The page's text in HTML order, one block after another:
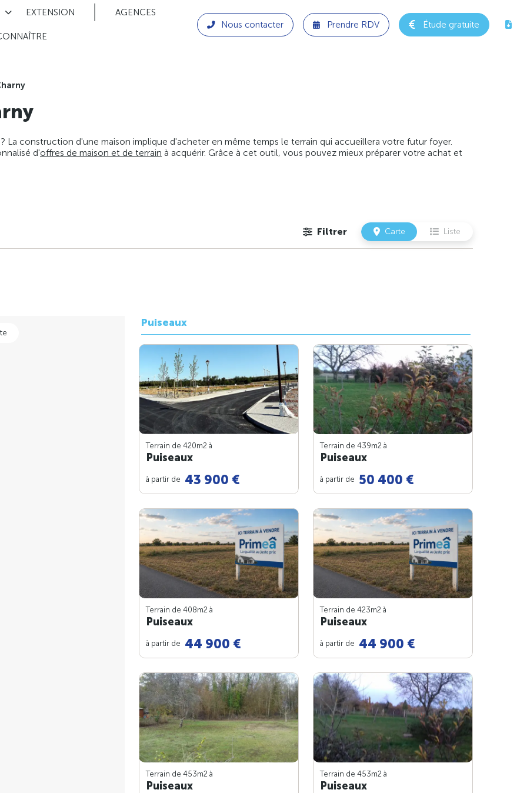
EXTENSION AGENCES
Nous contacter Prendre RDV Étude gratuite
La construction d'une maison implique d'acheter en même temps le terrain qui accueillera votre futur foyer.
d'offres de maison et de terrain à acquérir. Grâce à cet outil, vous pouvez mieux préparer votre achat et
Filtrer Carte Liste
Puiseaux
Terrain de 420m2 à
Puiseaux
à partir de 43 900 €
Terrain de 439m2 à
Puiseaux
à partir de 50 400 €
Terrain de 408m2 à
Puiseaux
à partir de 44 900 €
Terrain de 423m2 à
Puiseaux
à partir de 44 900 €
Terrain de 453m2 à
Puiseaux
Terrain de 453m2 à
Puiseaux